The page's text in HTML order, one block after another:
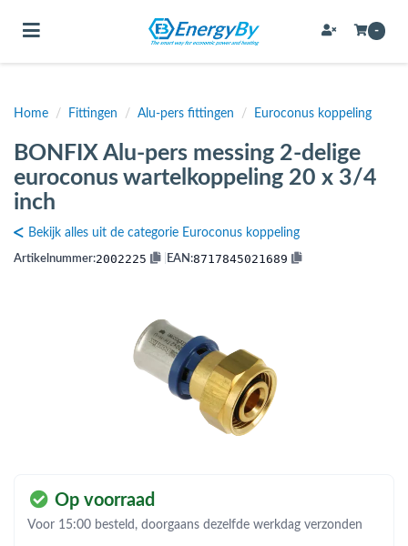
(Bevestigingsmateriaal / schroeven)
(Buffervaten, hygiene boilers & boilervaten)
(Buizen & leidingen)
(Expansievaten)
(Flexibele slangen)
(Hemelwaterafvoer & riolering)
(Rookkanalen)
Toggle navigation -
Home / Fittingen / Alu-pers fittingen / Euroconus koppeling
BONFIX Alu-pers messing 2-delige
euroconus wartelkoppeling 20 x 3/4
inch
Bekijk alles uit de categorie Euroconus koppeling
Artikelnummer:2002225 EAN:8717845021689
Op voorraad
Voor 15:00 besteld, doorgaans dezelfde werkdag verzonden